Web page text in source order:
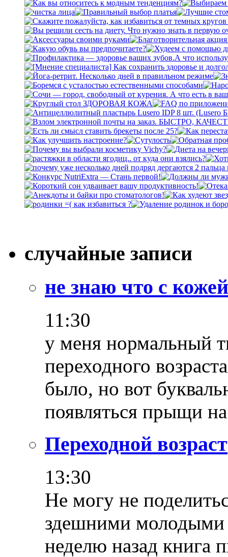
случайные записи
не знаю что с
11:30
у меня нормальный
переходного
было, но вот
появляться прыщи
Переходной возраст
13:30
Не могу не
здешними молодыми
неделю назад книга